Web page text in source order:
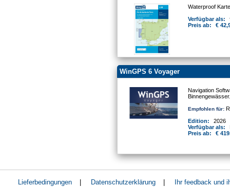
Waterproof
Verfügbar als:
Preis ab:
€
WinGPS 6 Voyager
Navigation
Binnengewässer.
Empfohlen für:
Edition:
2026
Verfügbar als:
Preis ab:
€
Lieferbedingungen | Datenschutzerklärung |
Ihr feedback und